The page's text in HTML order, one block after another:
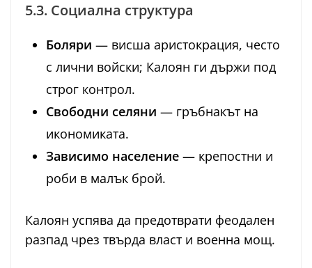
5.3. Социална структура
Боляри — висша аристокрация, често
с лични войски; Калоян ги държи под
строг контрол.
Свободни селяни — гръбнакът на
икономиката.
Зависимо население — крепостни и
роби в малък брой.
Калоян успява да предотврати феодален
разпад чрез твърда власт и военна мощ.